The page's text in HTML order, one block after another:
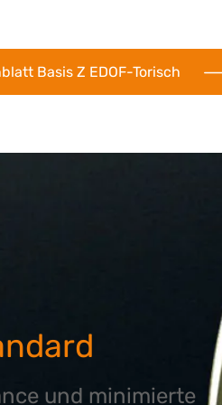
Basis Z EDOF-Torisch
und minimierte